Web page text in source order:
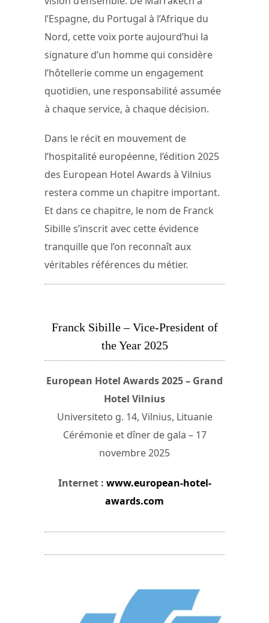
l’Espagne, du Portugal à l’Afrique du
Nord, cette voix porte aujourd’hui la
signature d’un homme qui considère
l’hôtellerie comme un engagement
quotidien, une responsabilité assumée
à chaque service, à chaque décision.
Dans le récit en mouvement de
l’hospitalité européenne, l’édition 2025
des European Hotel Awards à Vilnius
restera comme un chapitre important.
Et dans ce chapitre, le nom de Franck
Sibille s’inscrit avec cette évidence
tranquille que l’on reconnaît aux
véritables références du métier.
Franck Sibille – Vice-President of
the Year 2025
European Hotel Awards 2025 – Grand
Hotel Vilnius
Universiteto g. 14, Vilnius, Lituanie
Cérémonie et dîner de gala – 17
novembre 2025
Internet : www.european-hotel-
awards.com